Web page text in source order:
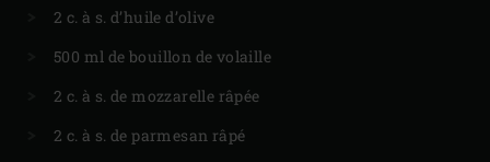
2 c. à s. d’huile d’olive
500 ml de bouillon de volaille
2 c. à s. de mozzarelle râpée
2 c. à s. de parmesan râpé